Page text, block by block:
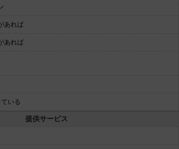
あれば
あれば
いる
提供サービス